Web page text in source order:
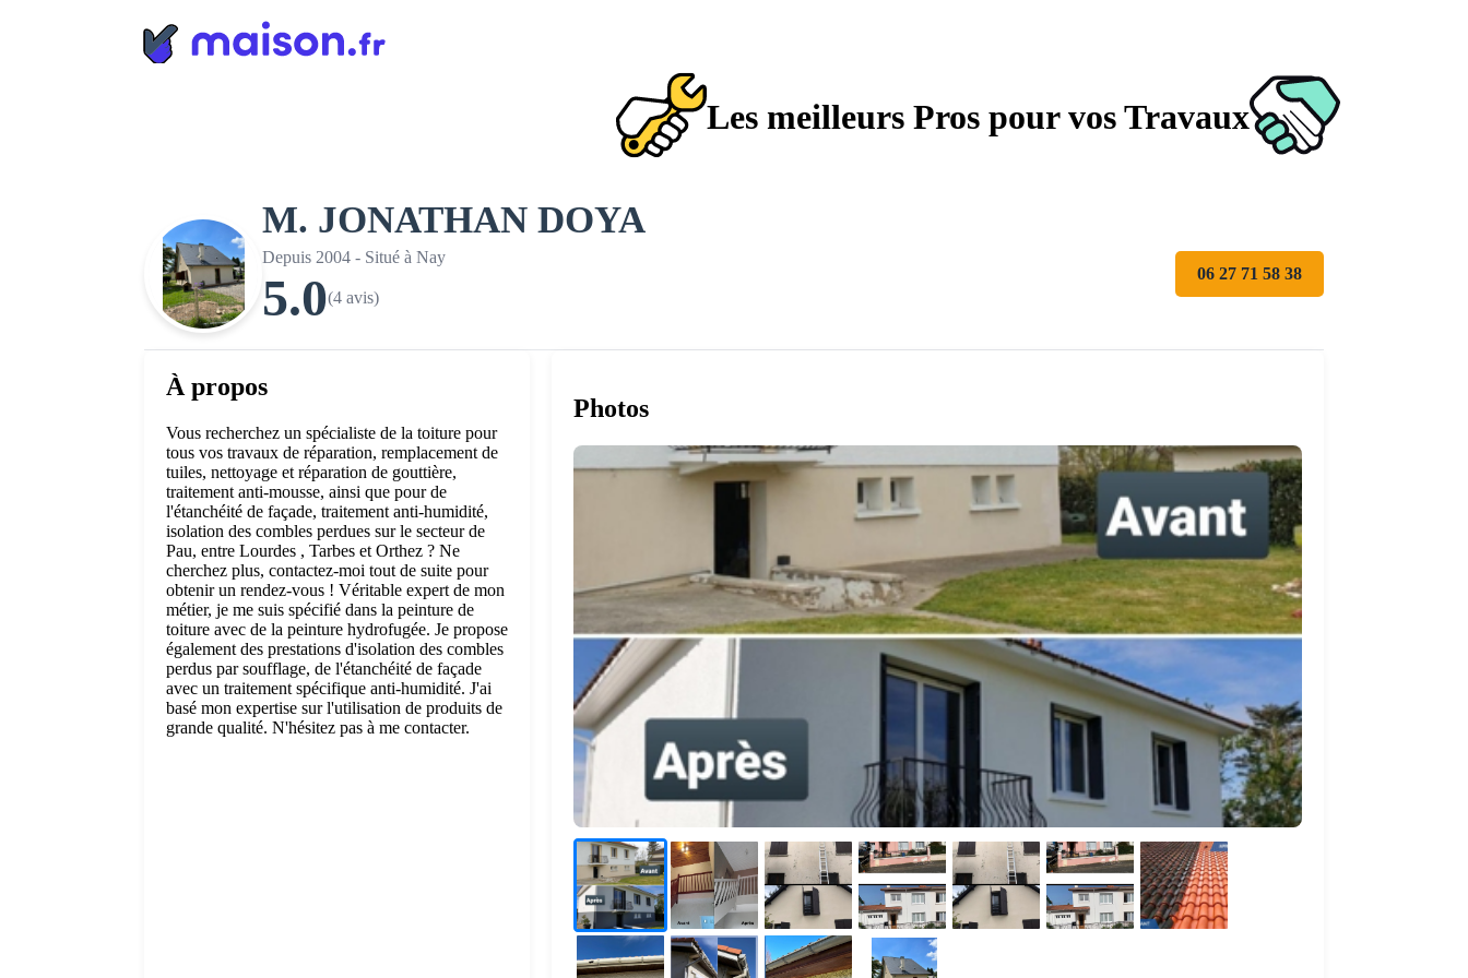
Les meilleurs Pros pour vos Travaux
M. JONATHAN DOYA
Depuis 2004 - Situé à Nay
5.0(4 avis)
06 27 71 58 38
À propos
Vous recherchez un spécialiste de la toiture pour
tous vos travaux de réparation, remplacement de
tuiles, nettoyage et réparation de gouttière,
traitement anti-mousse, ainsi que pour de
l'étanchéité de façade, traitement anti-humidité,
isolation des combles perdues sur le secteur de
Pau, entre Lourdes , Tarbes et Orthez ? Ne
cherchez plus, contactez-moi tout de suite pour
obtenir un rendez-vous ! Véritable expert de mon
métier, je me suis spécifié dans la peinture de
toiture avec de la peinture hydrofugée. Je propose
également des prestations d'isolation des combles
perdus par soufflage, de l'étanchéité de façade
avec un traitement spécifique anti-humidité. J'ai
basé mon expertise sur l'utilisation de produits de
grande qualité. N'hésitez pas à me contacter.
Photos